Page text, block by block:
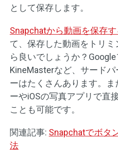
として保存します。
Snapchatから動画を保存す
て、保存した動画をトリ
ら良いでしょうか？Google
KineMasterなど、サード
ーはたくさんあります。ま
ーやiOSの写真アプリで直
ことも可能です。
関連記事: Snapchatでボタ
法